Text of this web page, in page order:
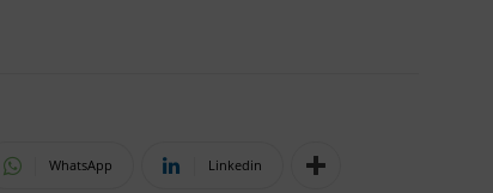
WhatsApp Linkedin